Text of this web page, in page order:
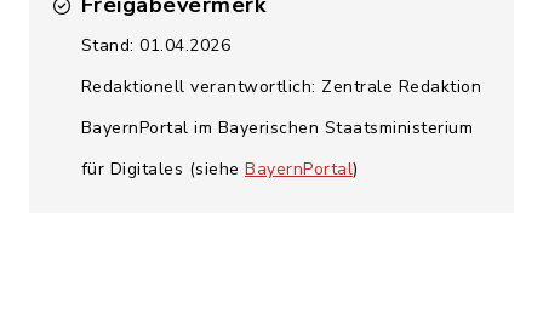
Stand: 01.04.2026
Redaktionell verantwortlich: Zentrale Redaktion
BayernPortal im Bayerischen Staatsministerium
für Digitales (siehe BayernPortal)